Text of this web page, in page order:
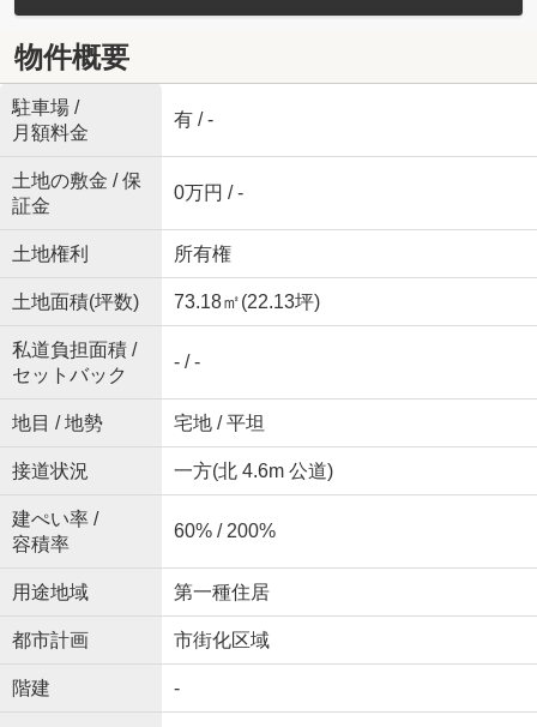
物件概要
駐車場 /
月額料金
有 / -
土地の敷金 / 保
証金
0万円 / -
土地権利 所有権
土地面積(坪数) 73.18㎡(22.13坪)
私道負担面積 /
セットバック
- / -
地目 / 地勢 宅地 / 平坦
接道状況 一方(北 4.6m 公道)
建ぺい率 /
容積率
60% / 200%
用途地域 第一種住居
都市計画 市街化区域
階建 -